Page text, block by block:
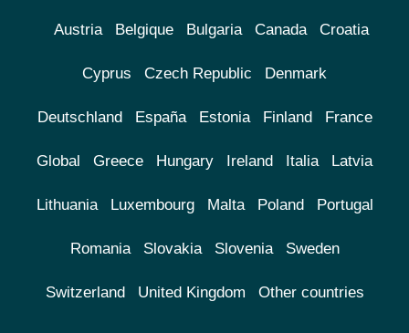
Austria Belgique Bulgaria Canada Croatia
Cyprus Czech Republic Denmark
Deutschland España Estonia Finland France
Global Greece Hungary Ireland Italia Latvia
Lithuania Luxembourg Malta Poland Portugal
Romania Slovakia Slovenia Sweden
Switzerland United Kingdom Other countries